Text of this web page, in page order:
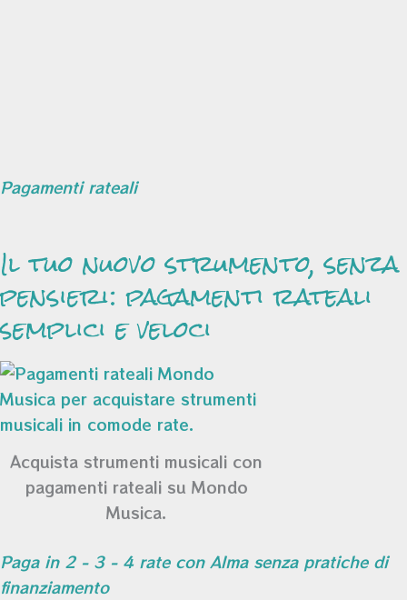
Pagamenti rateali
Il tuo nuovo strumento, senza
pensieri: pagamenti rateali
semplici e veloci
Acquista strumenti musicali con
pagamenti rateali su Mondo
Musica.
Paga in 2 - 3 - 4 rate con Alma senza pratiche di
finanziamento